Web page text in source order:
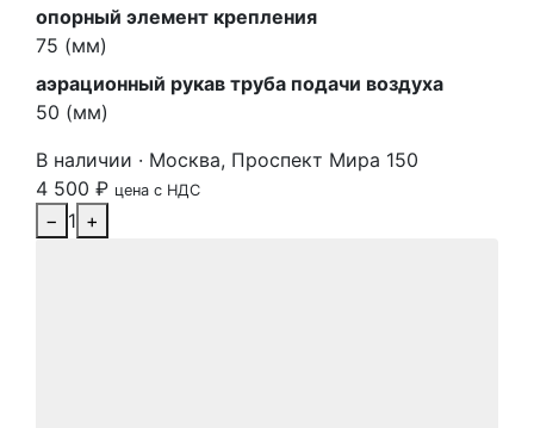
опорный элемент крепления
75 (мм)
аэрационный рукав труба подачи воздуха
50 (мм)
В наличии · Москва, Проспект Мира 150
4 500 ₽ цена с НДС
− 1 +